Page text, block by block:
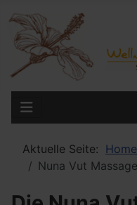
Aktuelle Seite: Home
Nuna Vut Massage